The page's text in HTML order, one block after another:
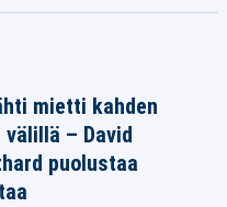
mietti kahden
– David
puolustaa